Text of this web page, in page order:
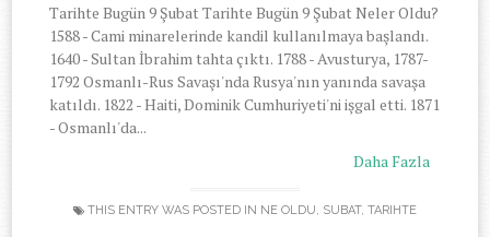
Tarihte Bugün 9 Şubat Tarihte Bugün 9 Şubat Neler Oldu?
1588 - Cami minarelerinde kandil kullanılmaya başlandı.
1640 - Sultan İbrahim tahta çıktı. 1788 - Avusturya, 1787-
1792 Osmanlı-Rus Savaşı'nda Rusya'nın yanında savaşa
katıldı. 1822 - Haiti, Dominik Cumhuriyeti'ni işgal etti. 1871
- Osmanlı'da...
Daha Fazla
THIS ENTRY WAS POSTED IN NE OLDU, SUBAT, TARIHTE